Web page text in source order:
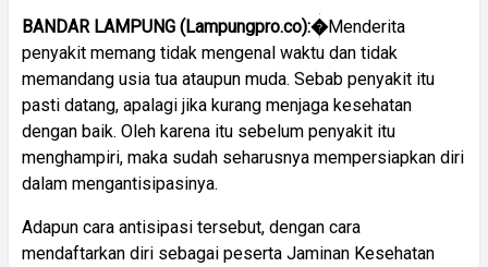
BANDAR LAMPUNG (Lampungpro.co):�Menderita
penyakit memang tidak mengenal waktu dan tidak
memandang usia tua ataupun muda. Sebab penyakit itu
pasti datang, apalagi jika kurang menjaga kesehatan
dengan baik. Oleh karena itu sebelum penyakit itu
menghampiri, maka sudah seharusnya mempersiapkan diri
dalam mengantisipasinya.
Adapun cara antisipasi tersebut, dengan cara
mendaftarkan diri sebagai peserta Jaminan Kesehatan